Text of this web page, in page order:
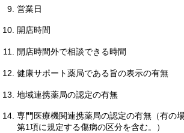
営業日
開店時間
開店時間外で相談できる時間
健康サポート薬局である旨の表示の有無
地域連携薬局の認定の有無
専門医療機関連携薬局の認定の有無（有の
第1項に規定する傷病の区分を含む。）